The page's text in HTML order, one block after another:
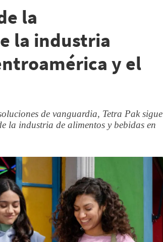
la
la industria
y el
de vanguardia, Tetra Pak sigue
la industria de alimentos y bebidas en